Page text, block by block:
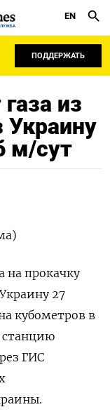
EN
ПОДДЕРЖАТЬ
из
Украину
м/сут
на прокачку
27
кубометров в
станцию
ГИС